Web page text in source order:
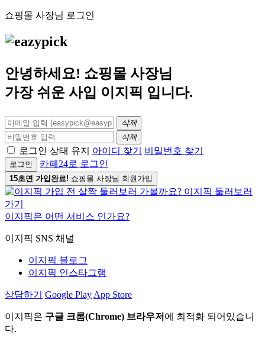
쇼핑몰 사장님 로그인
안녕하세요! 쇼핑몰 사장님
가장 쉬운 사입 이지픽 입니다.
삭제
삭제
로그인 상태 유지 아이디 찾기 비밀번호 찾기
로그인 카페24로 로그인
15초면 가입완료! 쇼핑몰 사장님 회원가입
이지픽은 어떤 서비스 인가요?
이지픽 SNS 채널
이지픽 블로그
이지픽 인스타그램
상담하기 Google Play App Store
이지픽은 구글 크롬(Chrome) 브라우저 에 최적화 되어있습니
다.